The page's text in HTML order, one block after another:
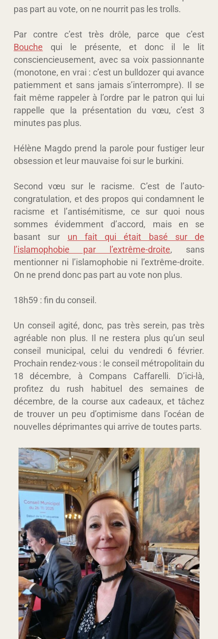
pas part au vote, on ne nourrit pas les trolls.
Par contre c’est très drôle, parce que c’est
Bouche qui le présente, et donc il le lit
consciencieusement, avec sa voix passionnante
(monotone, en vrai : c’est un bulldozer qui avance
patiemment et sans jamais s’interrompre). Il se
fait même rappeler à l’ordre par le patron qui lui
rappelle que la présentation du vœu, c’est 3
minutes pas plus.
Hélène Magdo prend la parole pour fustiger leur
obsession et leur mauvaise foi sur le burkini.
Second vœu sur le racisme. C’est de l’auto-
congratulation, et des propos qui condamnent le
racisme et l’antisémitisme, ce sur quoi nous
sommes évidemment d’accord, mais en se
basant sur un fait qui était basé sur de
l’islamophobie par l’extrême-droite, sans
mentionner ni l’islamophobie ni l’extrême-droite.
On ne prend donc pas part au vote non plus.
18h59 : fin du conseil.
Un conseil agité, donc, pas très serein, pas très
agréable non plus. Il ne restera plus qu’un seul
conseil municipal, celui du vendredi 6 février.
Prochain rendez-vous : le conseil métropolitain du
18 décembre, à Compans Caffarelli. D’ici-là,
profitez du rush habituel des semaines de
décembre, de la course aux cadeaux, et tâchez
de trouver un peu d’optimisme dans l’océan de
nouvelles déprimantes qui arrive de toutes parts.